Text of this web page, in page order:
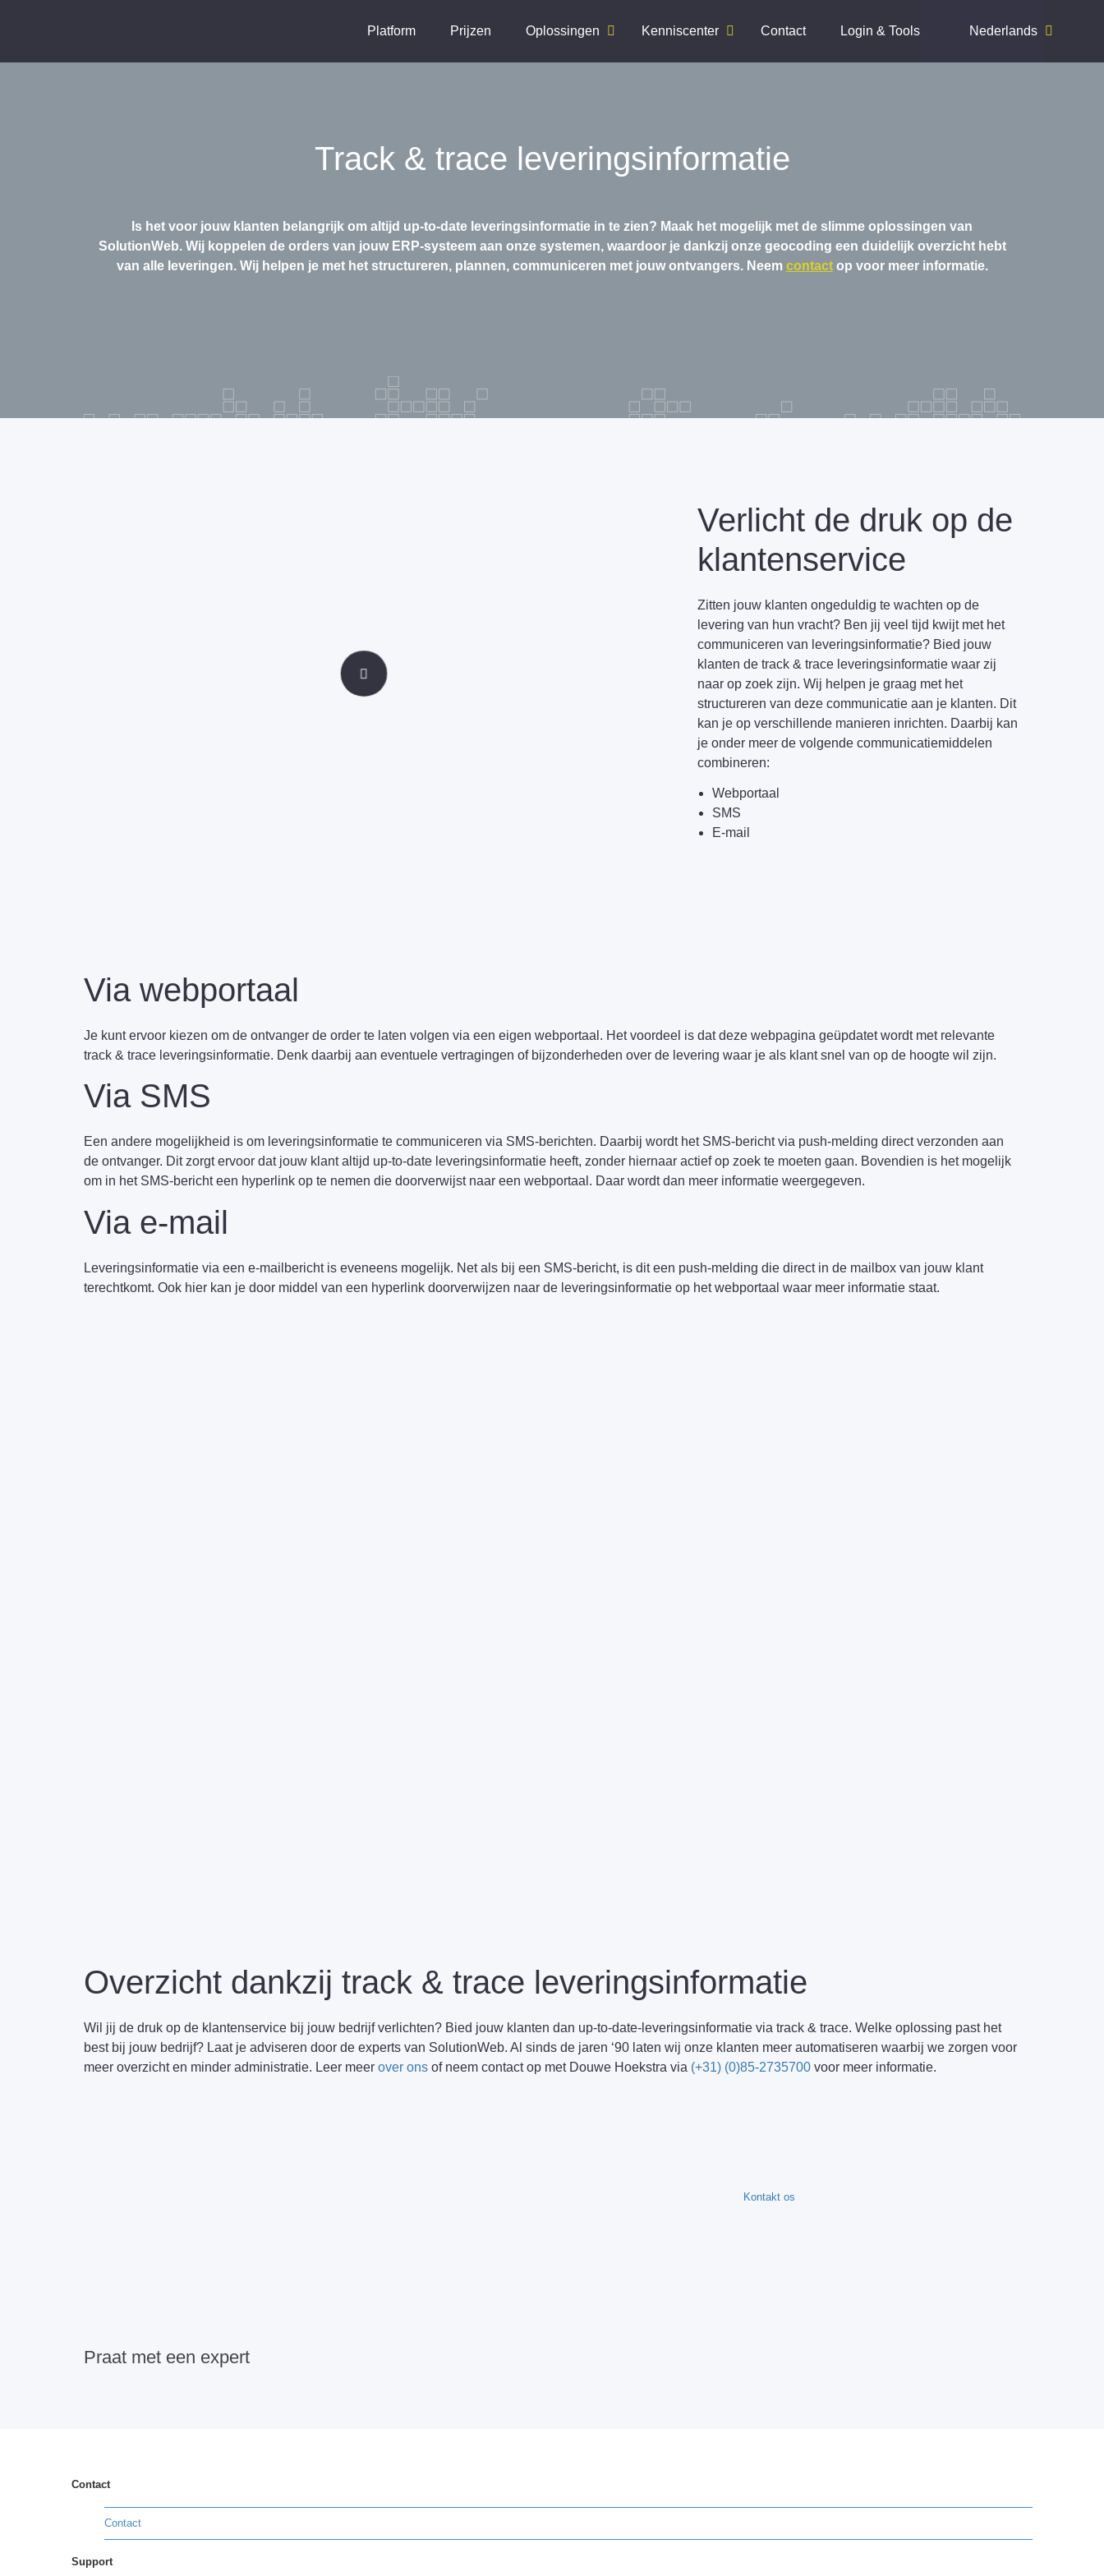
Platform Prijzen Oplossingen Kenniscenter Contact Login & Tools Nederlands
Track & trace leveringsinformatie
Is het voor jouw klanten belangrijk om altijd up-to-date leveringsinformatie in te zien? Maak het mogelijk met de slimme oplossingen van
SolutionWeb. Wij koppelen de orders van jouw ERP-systeem aan onze systemen, waardoor je dankzij onze geocoding een duidelijk overzicht hebt
van alle leveringen. Wij helpen je met het structureren, plannen, communiceren met jouw ontvangers. Neem contactop voor meer informatie.
Verlicht de druk op de
klantenservice
Zitten jouw klanten ongeduldig te wachten op de
levering van hun vracht? Ben jij veel tijd kwijt met het
communiceren van leveringsinformatie? Bied jouw
klanten de track & trace leveringsinformatie waar zij
naar op zoek zijn. Wij helpen je graag met het
structureren van deze communicatie aan je klanten. Dit
kan je op verschillende manieren inrichten. Daarbij kan
je onder meer de volgende communicatiemiddelen
combineren:
Webportaal
SMS
E-mail
Via webportaal
Je kunt ervoor kiezen om de ontvanger de order te laten volgen via een eigen webportaal. Het voordeel is dat deze webpagina geüpdatet wordt met relevante
track & trace leveringsinformatie. Denk daarbij aan eventuele vertragingen of bijzonderheden over de levering waar je als klant snel van op de hoogte wil zijn.
Via SMS
Een andere mogelijkheid is om leveringsinformatie te communiceren via SMS-berichten. Daarbij wordt het SMS-bericht via push-melding direct verzonden aan
de ontvanger. Dit zorgt ervoor dat jouw klant altijd up-to-date leveringsinformatie heeft, zonder hiernaar actief op zoek te moeten gaan. Bovendien is het mogelijk
om in het SMS-bericht een hyperlink op te nemen die doorverwijst naar een webportaal. Daar wordt dan meer informatie weergegeven.
Via e-mail
Leveringsinformatie via een e-mailbericht is eveneens mogelijk. Net als bij een SMS-bericht, is dit een push-melding die direct in de mailbox van jouw klant
terechtkomt. Ook hier kan je door middel van een hyperlink doorverwijzen naar de leveringsinformatie op het webportaal waar meer informatie staat.
Overzicht dankzij track & trace leveringsinformatie
Wil jij de druk op de klantenservice bij jouw bedrijf verlichten? Bied jouw klanten dan up-to-date-leveringsinformatie via track & trace. Welke oplossing past het
best bij jouw bedrijf? Laat je adviseren door de experts van SolutionWeb. Al sinds de jaren ‘90 laten wij onze klanten meer automatiseren waarbij we zorgen voor
meer overzicht en minder administratie. Leer meer over ons of neem contact op met Douwe Hoekstra via (+31) (0)85-2735700 voor meer informatie.
Kontakt os
Praat met een expert
Contact
Contact
Support